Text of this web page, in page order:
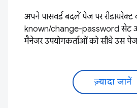
अपने पासवर्ड बदलें पेज पर
known/change-password सेट
मैनेजर उपयोगकर्ताओं को सीधे उस
ज़्यादा जानें